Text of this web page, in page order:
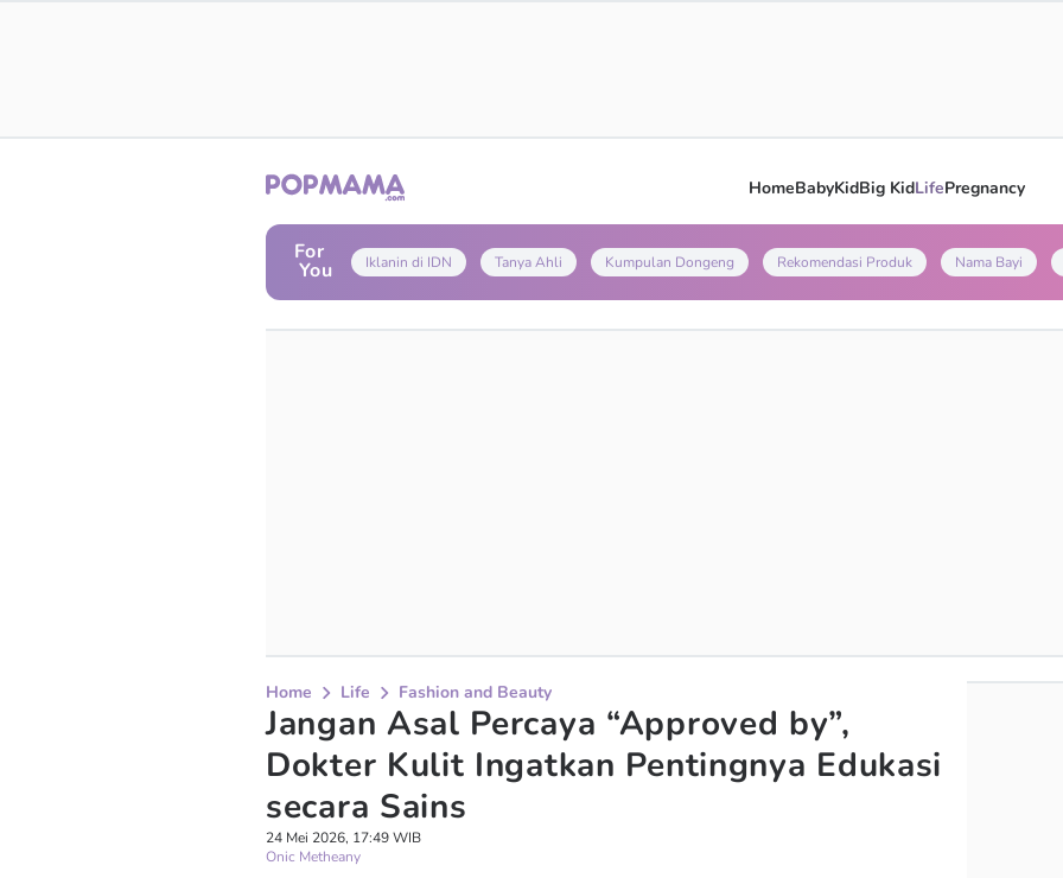
HomeBabyKidBig KidLifePregnancy
For
You Iklanin di IDN Tanya Ahli Kumpulan Dongeng Rekomendasi Produk Nama Bayi
Home Life Fashion and Beauty
Jangan Asal Percaya “Approved by”,
Dokter Kulit Ingatkan Pentingnya Edukasi
secara Sains
24 Mei 2026, 17:49 WIB
Onic Metheany